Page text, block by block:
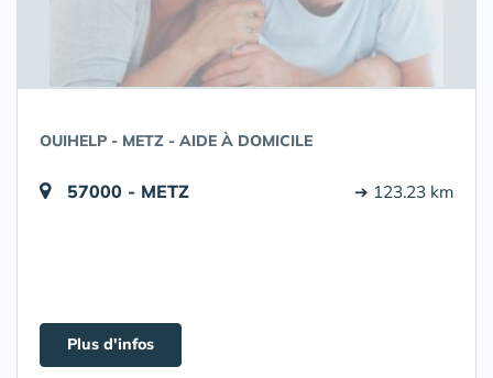
OUIHELP - METZ - AIDE À DOMICILE
57000 - METZ ➔ 123.23 km
Plus d'infos